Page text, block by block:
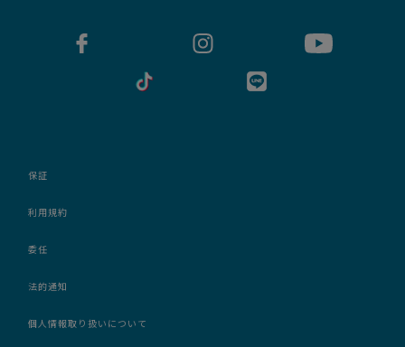
保証
利用規約
委任
法的通知
個人情報取り扱いについて